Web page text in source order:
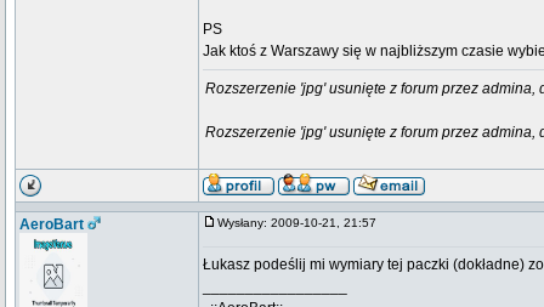
PS
Jak ktoś z Warszawy się w najbliższym czasie
Rozszerzenie 'jpg' usunięte z forum przez admina,
Rozszerzenie 'jpg' usunięte z forum przez admina,
AeroBart Wysłany: 2009-10-21, 21:57
Łukasz podeślij mi wymiary tej paczki (dokładne)